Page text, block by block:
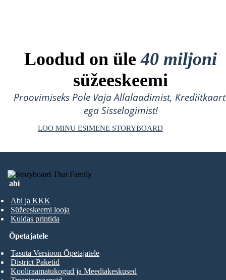
Loodud on üle40 miljoni
süžeeskeemi
Proovimiseks Pole Vaja Allalaadimist,
ega Sisselogimist!
LOO MINU ESIMENE STORYBOARD
abi
Abi ja KKK
Süžeeskeemi looja
Kuidas printida
Õpetajatele
Tasuta Versioon Õpetajatele
District Paketid
Kooliraamatukogud ja Meediakeskused